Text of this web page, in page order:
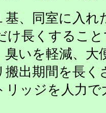
基、同室に入れ
け長くするこ
いを軽減、大
搬出期間を長く
リッジを人力